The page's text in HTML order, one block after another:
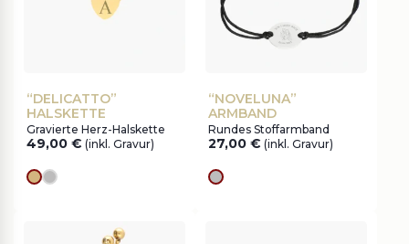
“DELICATTO”
HALSKETTE
Gravierte Herz-Halskette
49,00 € (inkl. Gravur)
Goldes
silver
“NOVELUNA”
ARMBAND
Rundes Stoffarmband
27,00 € (inkl. Gravur)
silver